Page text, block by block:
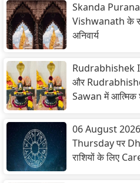
Skanda
Vishwanath के
अनिवार्य
Rudrabhishek
और
Sawan में आत्मिक
06 August
Thursday पर
राशियों के लिए